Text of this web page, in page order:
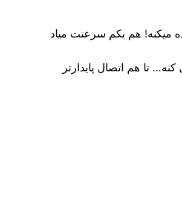
میکنه! هم یکم سرعتت میاد
تا هم اتصال پایدارتر